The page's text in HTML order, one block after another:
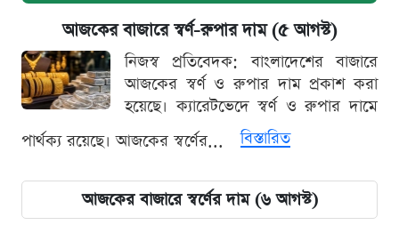
আজকের বাজারে স্বর্ণ-রুপার দাম (৫ আগস্ট)
নিজস্ব প্রতিবেদক: বাংলাদেশের বাজারে
আজকের স্বর্ণ ও রুপার দাম প্রকাশ করা
হয়েছে। ক্যারেটভেদে স্বর্ণ ও রুপার দামে
পার্থক্য রয়েছে। আজকের স্বর্ণের...
বিস্তারিত
আজকের বাজারে স্বর্ণের দাম (৬ আগস্ট)